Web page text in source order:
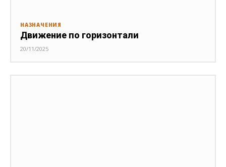
НАЗНАЧЕНИЯ
Движение по горизонтали
20/11/2025